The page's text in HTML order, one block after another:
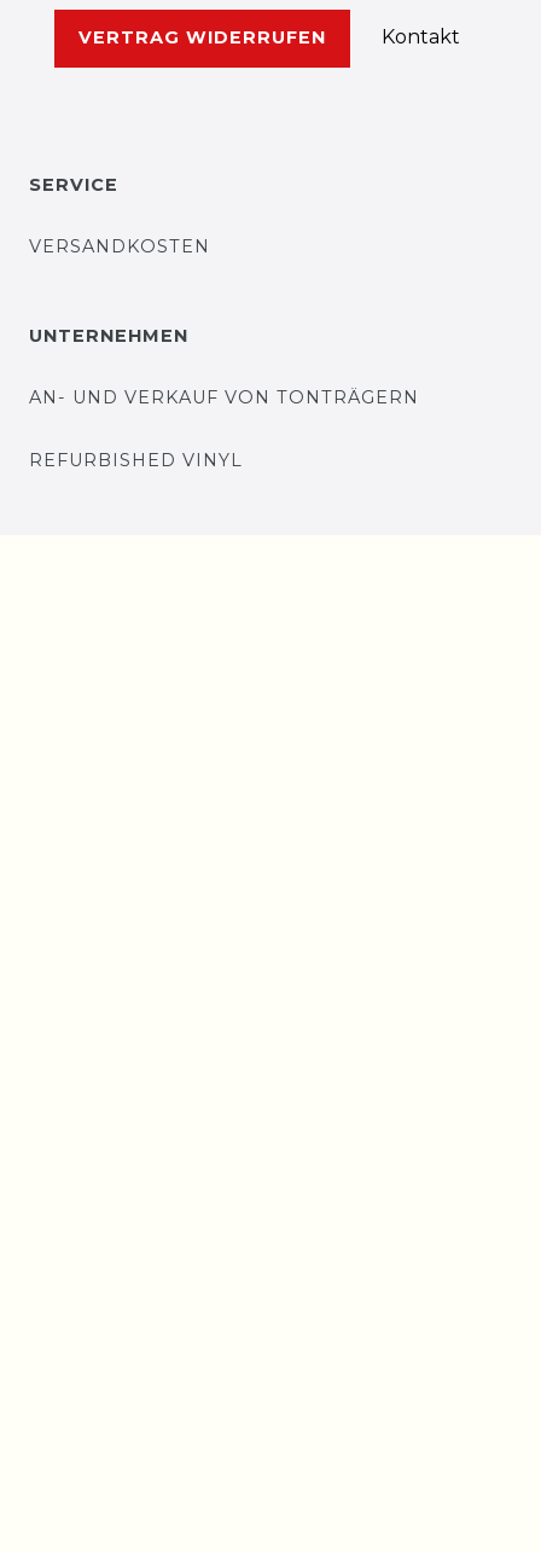
VERTRAG WIDERRUFEN Kontakt
SERVICE
VERSANDKOSTEN
UNTERNEHMEN
AN- UND VERKAUF VON TONTRÄGERN
REFURBISHED VINYL